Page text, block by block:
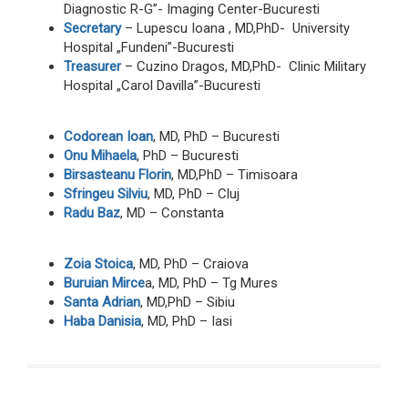
Diagnostic R-G”- Imaging Center-Bucuresti
Secretary– Lupescu Ioana , MD,PhD- University
Hospital „Fundeni”-Bucuresti
Treasurer– Cuzino Dragos, MD,PhD- Clinic Military
Hospital „Carol Davilla”-Bucuresti
Codorean Ioan, MD, PhD – Bucuresti
Onu Mihaela, PhD – Bucuresti
Birsasteanu Florin, MD,PhD – Timisoara
Sfringeu Silviu, MD, PhD – Cluj
Radu Baz, MD – Constanta
Zoia Stoica, MD, PhD – Craiova
Buruian Mircea, MD, PhD – Tg Mures
Santa Adrian, MD,PhD – Sibiu
Haba Danisia, MD, PhD – Iasi